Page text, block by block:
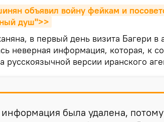
объявил войну фейкам и
душ">>
в первый день визита Багери в
неверная информация, которая, к
русскоязычной версии иранского
информация была удалена,